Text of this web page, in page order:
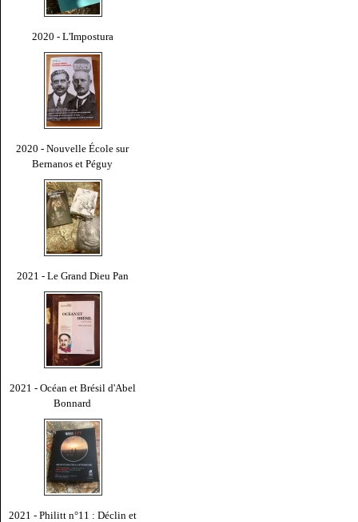
2020 - L'Impostura
2020 - Nouvelle École sur
Bernanos et Péguy
2021 - Le Grand Dieu Pan
2021 - Océan et Brésil d'Abel
Bonnard
2021 - Philitt n°11 : Déclin et